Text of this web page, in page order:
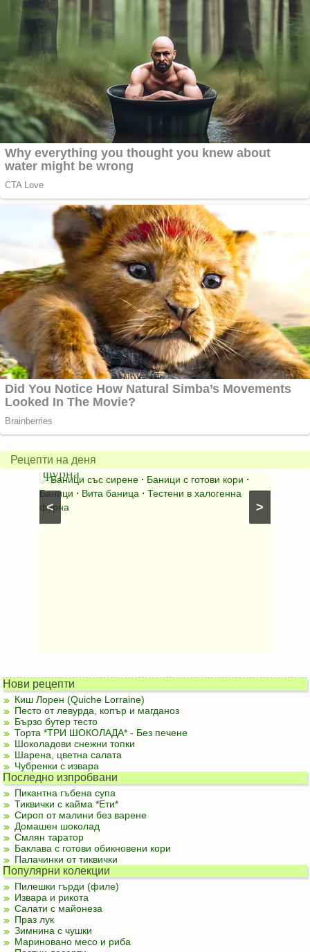
Рецепти на деня
>
<
Вита
баница
в
халогенна
фурна
Баници със сирене ⋅ Баници с готови кори ⋅
Баници ⋅ Вита баница ⋅ Тестени в халогенна
фурна
за
Нови рецепти
Киш Лорен (Quiche Lorraine)
Песто от левурда, копър и магданоз
Бързо бутер тесто
Торта *ТРИ ШОКОЛАДА* - Без печене
Шоколадови снежни топки
Шарена, цветна салата
Чубренки с извара
Последно изпробвани
Пикантна гъбена супа
Тиквички с кайма *Ети*
Сироп от малини без варене
Домашен шоколад
Смлян таратор
Баклава с готови обикновени кори
Палачинки от тиквички
Популярни колекции
Пилешки гърди (филе)
Извара и рикота
Салати с майонеза
Праз лук
Зимнина с чушки
Мариновано месо и риба